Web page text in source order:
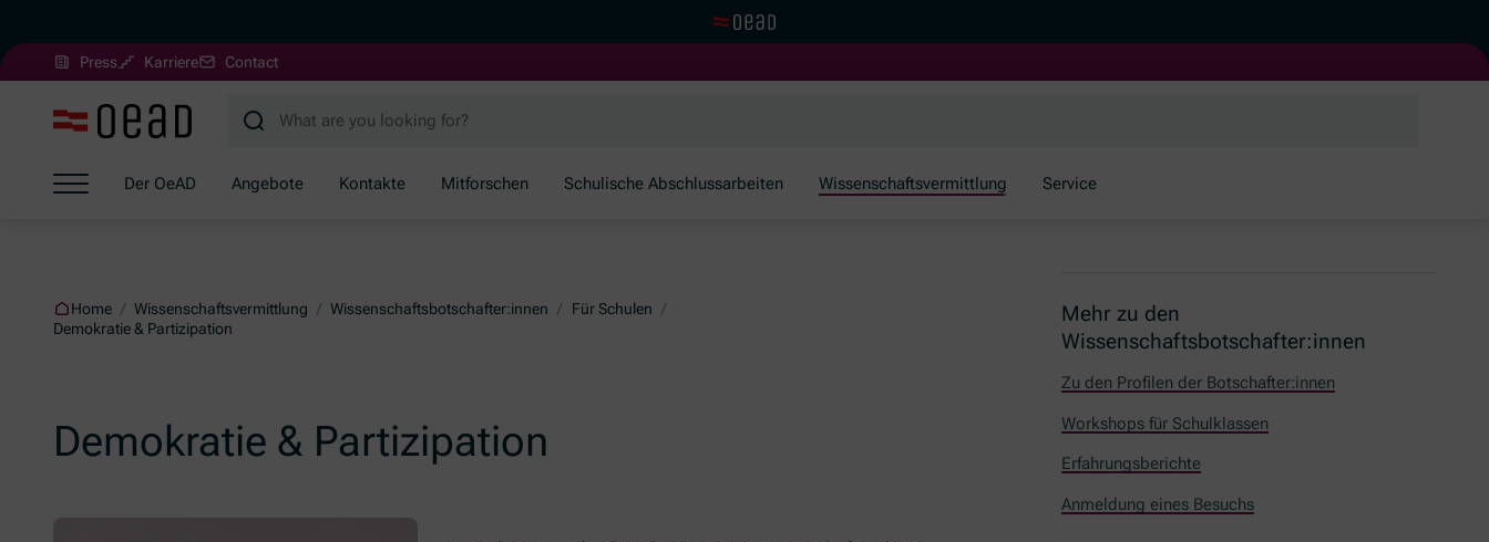
Press Karriere(Opens in new window)
Contact
Der OeAD
Angebote Kontakte Mitforschen Schulische Abschlussarbeiten Wissenschaftsvermittlung Service
Home / Wissenschaftsvermittlung / Wissenschaftsbotschafter:innen / Für Schulen /
Demokratie & Partizipation
Demokratie & Partizipation
Mehr zu den
Wissenschaftsbotschafter:innen
Zu den Profilen der Botschafter:innen
Workshops für Schulklassen
Erfahrungsberichte
Anmeldung eines Besuchs